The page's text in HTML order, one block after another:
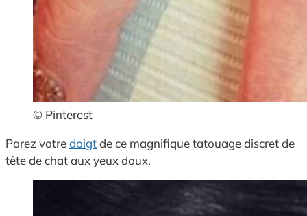
© Pinterest
Parez votredoigtde ce magnifique tatouage discret de
tête de chat aux yeux doux.